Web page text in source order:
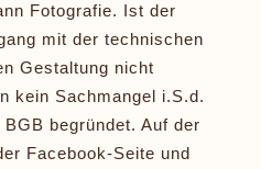
Fotografie. Ist der
mit der technischen
Gestaltung nicht
kein Sachmangel i.S.d.
begründet. Auf der
Facebook-Seite und